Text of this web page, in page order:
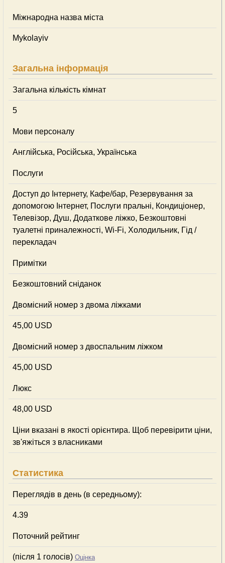
Міжнародна назва міста
Mykolayiv
Загальна інформація
Загальна кількість кімнат
5
Мови персоналу
Англійська, Російська, Українська
Послуги
Доступ до Інтернету, Кафе/бар, Резервування за
допомогою Інтернет, Послуги пральні, Кондиціонер,
Телевізор, Душ, Додаткове ліжко, Безкоштовні
туалетні приналежності, Wi-Fi, Холодильник, Гід /
перекладач
Примітки
Безкоштовний сніданок
Двомісний номер з двома ліжками
45,00 USD
Двомісний номер з двоспальним ліжком
45,00 USD
Люкс
48,00 USD
Ціни вказані в якості орієнтира. Щоб перевірити ціни,
зв'яжіться з власниками
Статистика
Переглядів в день (в середньому):
4.39
Поточний рейтинг
(після 1 голосів) Оцінка